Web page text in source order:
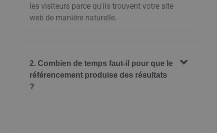
les visiteurs parce qu'ils trouvent votre site
web de manière naturelle.
2. Combien de temps faut-il pour que le
référencement produise des résultats
?